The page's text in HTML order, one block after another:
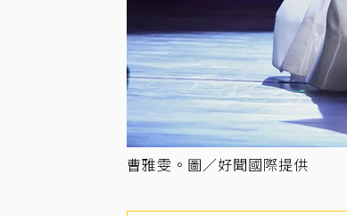
曹雅雯。圖／好聞國際提供